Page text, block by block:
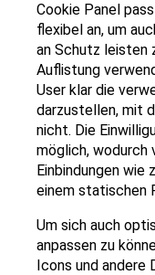
Cookie Panel
flexibel an, um
an Schutz leisten
Auflistung
User klar die
darzustellen, mit
nicht. Die
möglich, wodurch
Einbindungen wie
einem statischen
Um sich auch
anpassen zu
Icons und andere